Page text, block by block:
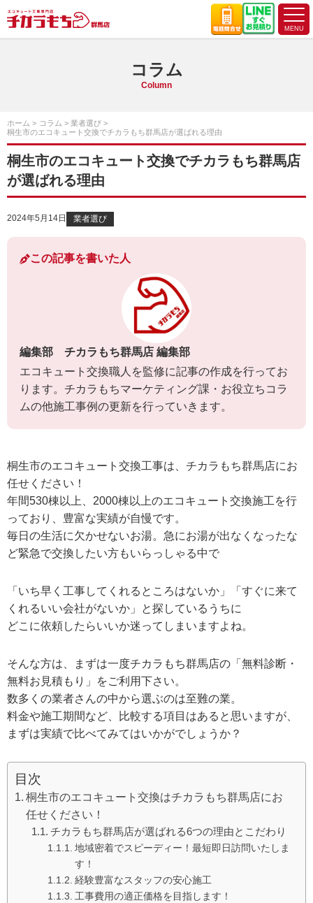
コラム
Column
ホーム コラム
業者選び
桐生市のエコキュート交換でチカラもち群馬店が選ばれる理由
桐生市のエコキュート交換でチカラもち群馬店
が選ばれる理由
2024年5月14日 業者選び
この記事を書いた人
編集部 チカラもち群馬店 編集部
エコキュート交換職人を監修に記事の作成を行ってお
ります。チカラもちマーケティング課・お役立ちコラ
ムの他施工事例の更新を行っていきます。
桐生市のエコキュート交換工事は、チカラもち群馬店にお
任せください！
年間530棟以上、2000棟以上のエコキュート交換施工を行
っており、豊富な実績が自慢です。
毎日の生活に欠かせないお湯。急にお湯が出なくなったな
ど緊急で交換したい方もいらっしゃる中で
「いち早く工事してくれるところはないか」「すぐに来て
くれるいい会社がないか」と探しているうちに
どこに依頼したらいいか迷ってしまいますよね。
そんな方は、まずは一度チカラもち群馬店の「無料診断・
無料お見積もり」をご利用下さい。
数多くの業者さんの中から選ぶのは至難の業。
料金や施工期間など、比較する項目はあると思いますが、
まずは実績で比べてみてはいかがでしょうか？
目次
桐生市のエコキュート交換はチカラもち群馬店にお
任せください！
チカラもち群馬店が選ばれる6つの理由とこだわり
地域密着でスピーディー！最短即日訪問いたしま
す！
経験豊富なスタッフの安心施工
工事費用の適正価格を目指します！